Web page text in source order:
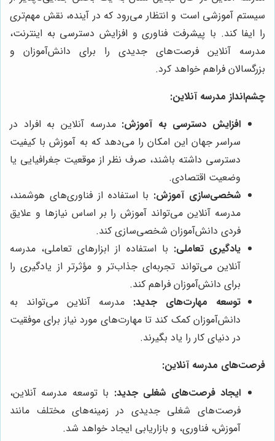
سیستم آموزشی است و انتظار می‌رود که در آینده، نقش مهم‌تری
را ایفا کند. با پیشرفت فناوری و افزایش دسترسی به اینترنت،
مدرسه آنلاین فرصت‌های جدیدی را برای دانش‌آموزان و
بزرگسالان فراهم خواهد کرد.
چشم‌انداز مدرسه آنلاین:
افزایش دسترسی به آموزش: مدرسه آنلاین به افراد در
سراسر جهان این امکان را می‌دهد که به آموزش با کیفیت
دسترسی داشته باشند، صرف نظر از موقعیت جغرافیایی یا
وضعیت اقتصادی.
شخصی‌سازی آموزش: با استفاده از فناوری‌های هوشمند،
مدرسه آنلاین می‌تواند آموزش را بر اساس نیازها و علایق
فردی دانش‌آموزان شخصی‌سازی کند.
یادگیری تعاملی: با استفاده از ابزارهای تعاملی، مدرسه
آنلاین می‌تواند تجربه‌ای جذاب‌تر و مؤثرتر از یادگیری را
برای دانش‌آموزان فراهم کند.
توسعه مهارت‌های جدید: مدرسه آنلاین می‌تواند به
دانش‌آموزان کمک کند تا مهارت‌های مورد نیاز برای موفقیت
در دنیای کار را یاد بگیرند.
فرصت‌های مدرسه آنلاین:
ایجاد فرصت‌های شغلی جدید: با توسعه مدرسه آنلاین،
فرصت‌های شغلی جدیدی در زمینه‌های مختلف مانند
آموزش، فناوری، و بازاریابی ایجاد خواهد شد.